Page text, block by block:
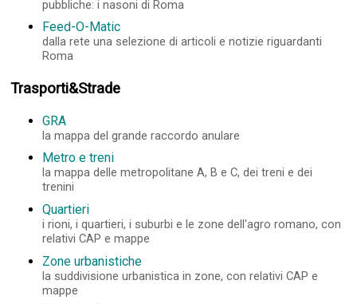
pubbliche: i nasoni di Roma
Feed-O-Matic
dalla rete una selezione di articoli e notizie riguardanti
Roma
Trasporti&Strade
GRA
la mappa del grande raccordo anulare
Metro e treni
la mappa delle metropolitane A, B e C, dei treni e dei
trenini
Quartieri
i rioni, i quartieri, i suburbi e le zone dell'agro romano, con
relativi CAP e mappe
Zone urbanistiche
la suddivisione urbanistica in zone, con relativi CAP e
mappe